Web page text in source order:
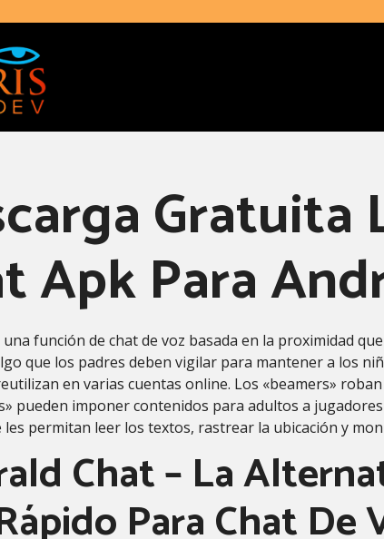
Gratuita
Apk Para
función de chat de voz basada en la proximidad
que los padres deben vigilar para mantener a los
en varias cuentas online. Los «beamers»
pueden imponer contenidos para adultos a
permitan leer los textos, rastrear la ubicación y
Chat – La
Para Chat De